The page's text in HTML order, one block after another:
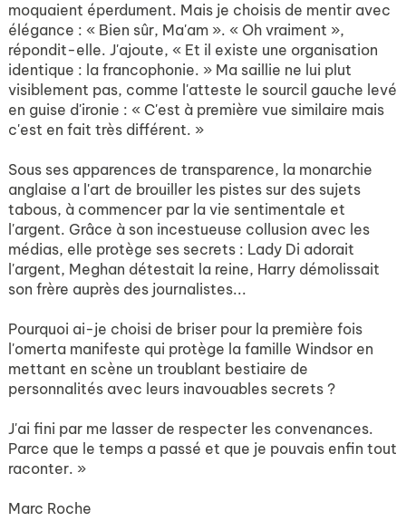
moquaient éperdument. Mais je choisis de mentir avec
élégance : « Bien sûr, Ma'am ». « Oh vraiment »,
répondit-elle. J'ajoute, « Et il existe une organisation
identique : la francophonie. » Ma saillie ne lui plut
visiblement pas, comme l'atteste le sourcil gauche levé
en guise d'ironie : « C'est à première vue similaire mais
c'est en fait très différent. »
Sous ses apparences de transparence, la monarchie
anglaise a l'art de brouiller les pistes sur des sujets
tabous, à commencer par la vie sentimentale et
l'argent. Grâce à son incestueuse collusion avec les
médias, elle protège ses secrets : Lady Di adorait
l'argent, Meghan détestait la reine, Harry démolissait
son frère auprès des journalistes...
Pourquoi ai-je choisi de briser pour la première fois
l'omerta manifeste qui protège la famille Windsor en
mettant en scène un troublant bestiaire de
personnalités avec leurs inavouables secrets ?
J'ai fini par me lasser de respecter les convenances.
Parce que le temps a passé et que je pouvais enfin tout
raconter. »
Marc Roche